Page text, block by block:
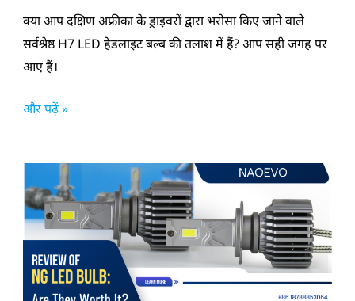
क्या आप दक्षिण अफ्रीका के ड्राइवरों द्वारा भरोसा किए जाने वाले
सर्वश्रेष्ठ H7 LED हेडलाइट बल्ब की तलाश में हैं? आप सही जगह पर
आए हैं।
H7
एलईडी
बल्ब
और पढ़ें »
NAOEVO
NG
LED
हेडलाइट:
क्या